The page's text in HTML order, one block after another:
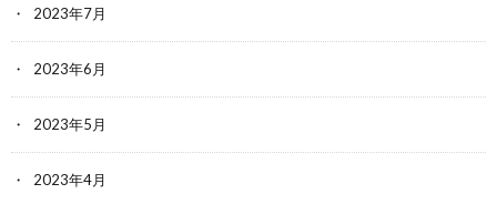
2023年7月
2023年6月
2023年5月
2023年4月